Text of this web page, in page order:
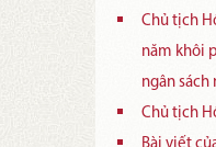
Chủ tịch
năm khôi
ngân sách
Chủ tịch